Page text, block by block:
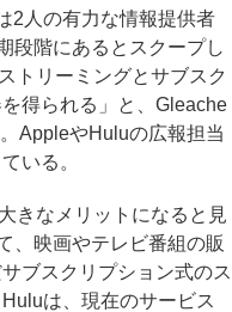
2人の有力な情報提供者
段階にあるとスクープし
トリーミングとサブスク
得られる」と、Gleache
AppleやHuluの広報担当
いる。
きなメリットになると見
、映画やテレビ番組の販
ブスクリプション式のス
は、現在のサービス